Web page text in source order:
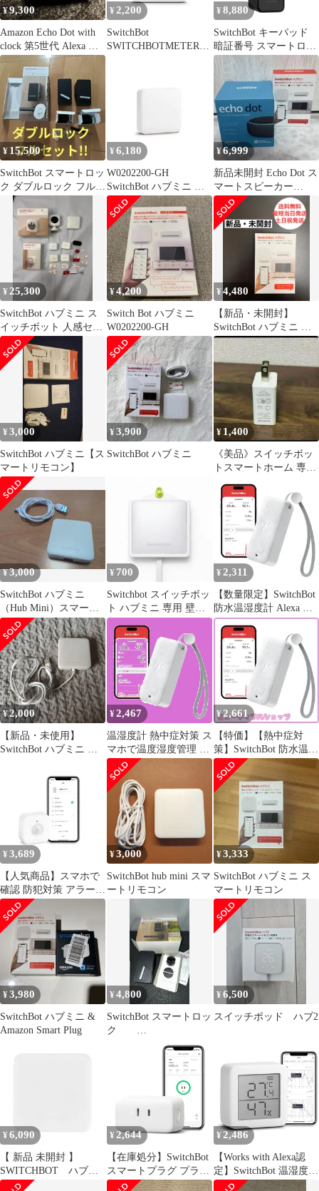
¥9,300
Amazon Echo Dot with
clock 第5世代 Alexa 美
品
¥ 2,200
SwitchBot
SWITCHBOTMETER-
¥ 8,880
SwitchBot キーパッド
暗証番号 スマートロッ
ク スマートホーム－ス
MM
¥ 15,500
SwitchBot スマートロッ
ク ダブルロック フルセ
ット ハブミニ 指紋認証
¥ 6,180
W0202200-GH
SwitchBot ハブミニ ス
イッチボット
¥6,999
新品未開封 Echo Dot ス
マートスピーカー
SwitchBot セット
¥ 25,300
SwitchBot ハブミニ ス
イッチボット 人感セン
サー 屋内カメラセット
¥4,200
Switch Bot ハブミニ
W0202200-GH
¥4,480
【新品・未開封】
SwitchBot ハブミニ ス
イッチボット スマート
家電 【リモコンを一つ
にまとめるスマートリ
モコン】
¥3,000
SwitchBot ハブミニ【ス
マートリモコン】
¥3,900
SwitchBot ハブミニ
¥ 1,400
《美品》スイッチボッ
トスマートホーム 専用
アクセサリー 電源アダ
プタ
¥3,000
SwitchBot ハブミニ
（Hub Mini）スマート
リモコン 学習リモコン
¥ 700
Switchbot スイッチボッ
ト ハブミニ 専用 壁掛
けホルダー 押しピン式
¥ 2,311
【数量限定】SwitchBot
防水温湿度計 Alexa 温
度計 湿度計 - スイッチ
ボット ワイヤレス 室内
屋外用 温湿度計 スマホ
で温度湿度管理 デジタ
ル 高精度 コンパクト
温度 湿度 絶対湿度 異
常通知 グラフ記録 スマ
ートホーム Alexa Goo
¥2,000
【新品・未使用】
SwitchBot ハブミニ ス
¥2,467
温湿度計 熱中症対策 ス
マホで温度湿度管理 屋
外用 デジタル 室内 高
精度 コンパクト ワイヤ
レス 温度 スイッチボッ
ト 湿度 絶対湿度 - 異常
通知 グラフ記録 湿度計
スマートホーム 温度計
Alexa Google Alexa
Home 防水温湿度計 I
¥2,661
【特価】【熱中症対
策】SwitchBot 防水温湿
度計 Alexa 温度計 湿度
計 - スイッチボット ワ
イヤレス 室内 屋外用
温湿度計 スマホで温度
湿度管理 デジタル 高精
度 コンパクト 温度 湿
度 絶対湿度 異常通知
グラフ記録 スマートホ
ーム Alex
¥ 3,689
【人気商品】スマホで
確認 防犯対策 アラート
機能 取付簡単 遠隔対応
スマートホーム Clova
に対応 LINE Siri Home
Google - セキュリティ
Alexa スイッチボット
人感センサー SwitchBot
¥3,000
SwitchBot hub mini スマ
ートリモコン
¥3,333
SwitchBot ハブミニ ス
マートリモコン
¥3,980
SwitchBot ハブミニ &
Amazon Smart Plug
¥4,800
SwitchBot スマートロッ
ク
W1601700//734079
/850007706708
¥6,500
スイッチポッド ハブ2
¥ 6,090
【 新品 未開封 】
SWITCHBOT ハブミ
ニ(Type-C) W0202202
¥ 2,644
【在庫処分】SwitchBot
スマートプラグ プラグ
ミニ スマートコンセン
¥ 2,486
【Works with Alexa認
定】SwitchBot 温湿度計
デジタル スマート家電